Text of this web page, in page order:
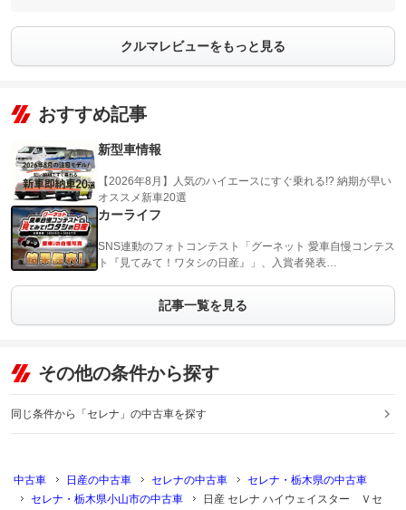
クルマレビューをもっと見る
おすすめ記事
新型車情報
【2026年8月】人気のハイエースにすぐ乗れる!? 納期が早い
オススメ新車20選
カーライフ
SNS連動のフォトコンテスト「グーネット 愛車自慢コンテス
ト『見てみて！ワタシの日産』」、入賞者発表…
記事一覧を見る
その他の条件から探す
同じ条件から「セレナ」の中古車を探す
中古車 日産の中古車 セレナの中古車
セレナ・栃木県の中古車
セレナ・栃木県小山市の中古車
日産 セレナ ハイウェイスター Ｖセ